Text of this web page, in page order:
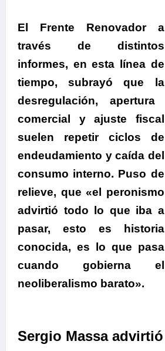
El Frente Renovador a
través de distintos
informes, en esta línea de
tiempo, subrayó que la
desregulación, apertura
comercial y ajuste fiscal
suelen repetir ciclos de
endeudamiento y caída del
consumo interno. Puso de
relieve, que«el peronismo
advirtió todo lo que iba a
pasar, esto es historia
conocida, es lo que pasa
cuando gobierna el
neoliberalismo barato».
Sergio Massa advirtió